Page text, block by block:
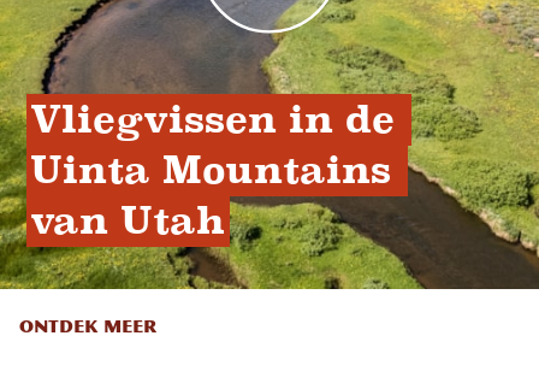
Vliegvissen in de
Uinta Mountains
van Utah
ONTDEK MEER